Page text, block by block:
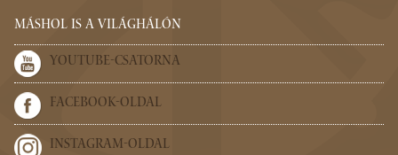
MÁSHOL IS A VILÁGHÁLÓN
YOUTUBE-CSATORNA
FACEBOOK-OLDAL
INSTAGRAM-OLDAL